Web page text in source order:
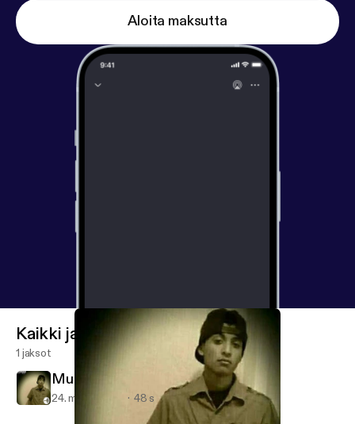
Aloita maksutta
Kaikki jaksot
1 jaksot
Music Is What I love
24. maalis 2018 48 s